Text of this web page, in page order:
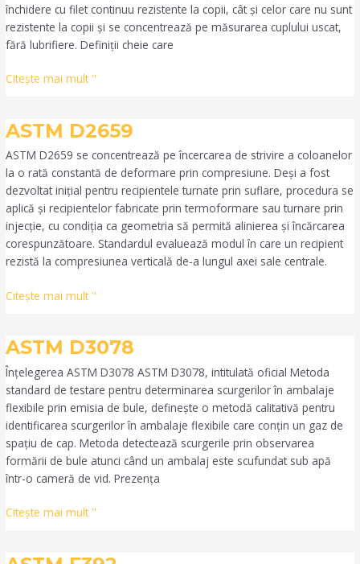
închidere cu filet continuu rezistente la copii, cât și celor care nu sunt
rezistente la copii și se concentrează pe măsurarea cuplului uscat,
fără lubrifiere. Definiții cheie care
Citeşte mai mult "
ASTM D2659
ASTM D2659 se concentrează pe încercarea de strivire a coloanelor
la o rată constantă de deformare prin compresiune. Deși a fost
dezvoltat inițial pentru recipientele turnate prin suflare, procedura se
aplică și recipientelor fabricate prin termoformare sau turnare prin
injecție, cu condiția ca geometria să permită alinierea și încărcarea
corespunzătoare. Standardul evaluează modul în care un recipient
rezistă la compresiunea verticală de-a lungul axei sale centrale.
ASTM
Citeşte mai mult "
ASTM D3078
Înțelegerea ASTM D3078 ASTM D3078, intitulată oficial Metoda
standard de testare pentru determinarea scurgerilor în ambalaje
flexibile prin emisia de bule, definește o metodă calitativă pentru
identificarea scurgerilor în ambalaje flexibile care conțin un gaz de
spațiu de cap. Metoda detectează scurgerile prin observarea
formării de bule atunci când un ambalaj este scufundat sub apă
într-o cameră de vid. Prezența
ASTM
Citeşte mai mult "
ASTM